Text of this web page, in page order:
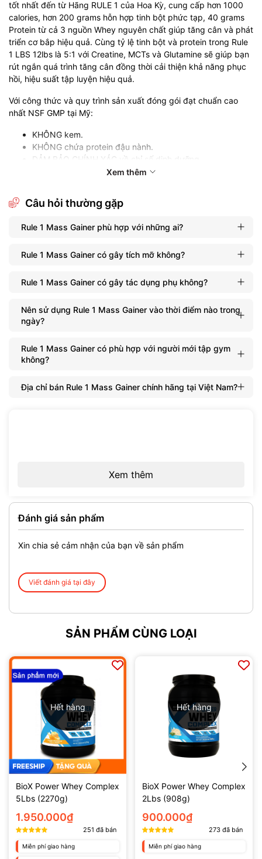
tốt nhất đến từ Hãng RULE 1 của Hoa Kỳ, cung cấp hơn 1000
calories, hơn 200 grams hỗn hợp tinh bột phức tạp, 40 grams
Protein từ cả 3 nguồn Whey nguyên chất giúp tăng cân và phát
triển cơ bắp hiệu quả. Cùng tỷ lệ tinh bột và protein trong Rule
1 LBS 12lbs là 5:1 với Creatine, MCTs và Glutamine sẽ giúp bạn
rút ngắn quá trình tăng cân đồng thời cải thiện khả năng phục
hồi, hiệu suất tập luyện hiệu quả.
Với công thức và quy trình sản xuất đóng gói đạt chuẩn cao
nhất NSF GMP tại Mỹ:
KHÔNG kem.
KHÔNG chứa protein đậu nành.
ĐẢM BẢO CHÍNH XÁC về chỉ số dinh dưỡng.
Với những cam kết trên từ nhà sản xuất, Sữa Tăng Cân
nhanh chóng và đảm an toàn và cực kỳ tinh khiết cho người sử
1.2. Thành Phần Chính Rule 1 Mass Gainer
phần chính
Trọng
lượng :
6Lbs ~ 2.27 kg
Hàm lượng
:
1000 calories
200g carb
Xem thêm
Câu hỏi thường gặp
Rule 1 Mass Gainer phù hợp với những ai?
Rule 1 Mass Gainer có gây tích mỡ không?
Rule 1 Mass Gainer có gây tác dụng phụ không?
Nên sử dụng Rule 1 Mass Gainer vào thời điểm nào trong
ngày?
Rule 1 Mass Gainer có phù hợp với người mới tập gym
không?
Địa chỉ bán Rule 1 Mass Gainer chính hãng tại Việt Nam?
Xem thêm
Đánh giá sản phẩm
Xin chia sẻ cảm nhận của bạn về sản phẩm
Viết đánh giá tại đây
SẢN PHẨM CÙNG LOẠI
Hết hàng
BioX Power Whey Complex
5Lbs (2270g)
1.950.000₫
251 đã bán
Miễn phí giao hàng
Hết hàng
BioX Power Whey Complex
2Lbs (908g)
900.000₫
273 đã bán
Miễn phí giao hàng